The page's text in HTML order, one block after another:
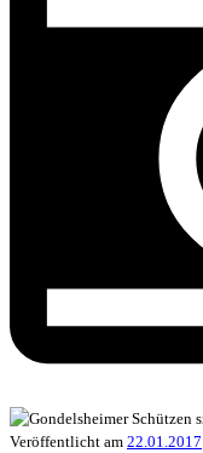
Veröffentlicht am 22.01.2017